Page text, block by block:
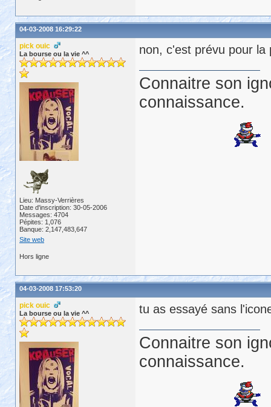
04-03-2008 16:29:22
pick ouic
La bourse ou la vie ^^
Lieu: Massy-Verrières
Date d'inscription: 30-05-2006
Messages: 4704
Pépites: 1,076
Banque: 2,147,483,647
Site web
non, c'est prévu pour
Connaitre son
connaissance.
Hors ligne
04-03-2008 17:53:20
pick ouic
La bourse ou la vie ^^ tu as essayé sans
Connaitre son
connaissance.